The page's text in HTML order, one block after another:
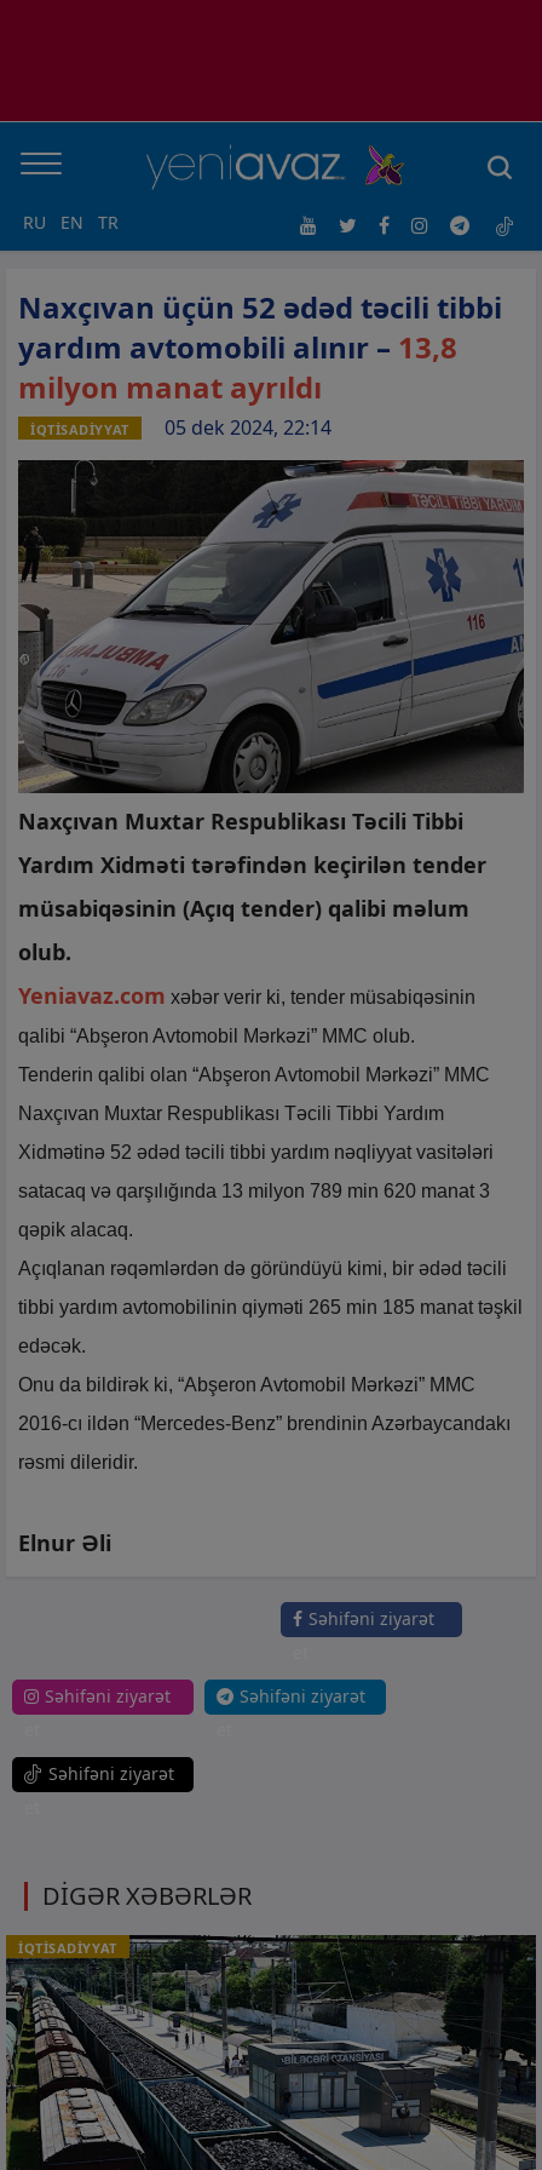
RU EN TR
Naxçıvan üçün 52 ədəd təcili tibbi
yardım avtomobili alınır – 13,8
milyon manat ayrıldı
İQTİSADİYYAT 05 dek 2024, 22:14
Naxçıvan Muxtar Respublikası Təcili Tibbi
Yardım Xidməti tərəfindən keçirilən tender
müsabiqəsinin (Açıq tender) qalibi məlum
olub.
Yeniavaz.com xəbər verir ki, tender müsabiqəsinin
qalibi “Abşeron Avtomobil Mərkəzi” MMC olub.
Tenderin qalibi olan “Abşeron Avtomobil Mərkəzi” MMC
Naxçıvan Muxtar Respublikası Təcili Tibbi Yardım
Xidmətinə 52 ədəd təcili tibbi yardım nəqliyyat vasitələri
satacaq və qarşılığında 13 milyon 789 min 620 manat 3
qəpik alacaq.
Açıqlanan rəqəmlərdən də göründüyü kimi, bir ədəd təcili
tibbi yardım avtomobilinin qiyməti 265 min 185 manat təşkil
edəcək.
Onu da bildirək ki, “Abşeron Avtomobil Mərkəzi” MMC
2016-cı ildən “Mercedes-Benz” brendinin Azərbaycandakı
rəsmi dileridir.
Elnur Əli
Səhifəni ziyarət
Səhifəni ziyarət
Səhifəni ziyarət
Səhifəni ziyarət
DİGƏR XƏBƏRLƏR
İQTİSADİYYAT